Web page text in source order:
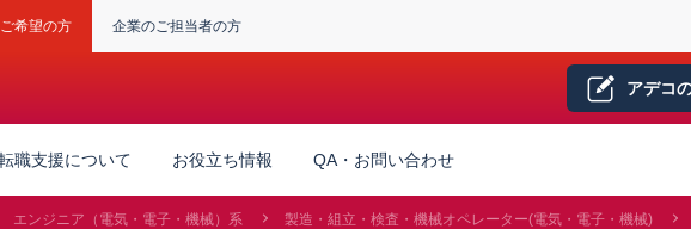
希望の方 企業のご担当者の方
アデコ
職支援について お役立ち情報 QA・お問い合わせ
エンジニア（電気・電子・機械）系 製造・組立・検査・機械オペレーター(電気・電子・機械)